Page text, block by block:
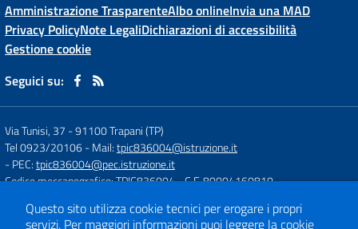
Amministrazione TrasparenteAlbo onlineInvia una MAD
Privacy PolicyNote LegaliDichiarazioni di accessibilità
Gestione cookie
Seguici su:
Via Tunisi, 37 -91100 Trapani (TP)
Tel 0923/20106- Mail:tpic836004@istruzione.it
- PEC:tpic836004@pec.istruzione.it
Codice meccanografico: TPIC836004- C.F. 80004160810
Questo sito utilizza cookie tecnici per erogare i propri
servizi. Per maggiori informazioni puoi leggere lacookie